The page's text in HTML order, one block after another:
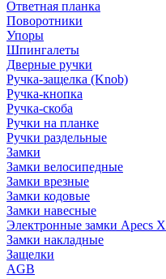
Ответная планка
Поворотники
Упоры
Шпингалеты
Дверные ручки
Ручка-защелка (Knob)
Ручка-кнопка
Ручка-скоба
Ручки на планке
Ручки раздельные
Замки
Замки велосипедные
Замки врезные
Замки кодовые
Замки навесные
Электронные замки Apecs
Замки накладные
Защелки
AGB